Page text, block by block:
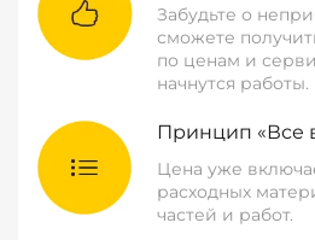
Забудьте о
сможете
по ценам и
начнутся работы.
Принцип «Все
Цена уже
расходных
частей и работ.